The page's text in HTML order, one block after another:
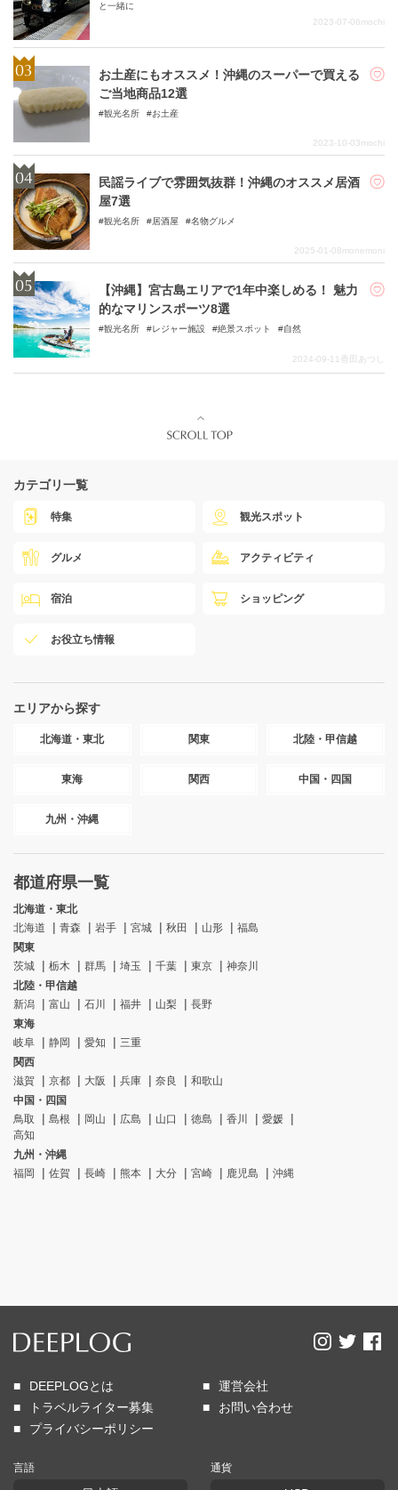
と一緒に
2023-07-06mochi
お土産にもオススメ！沖縄のスーパーで買える
ご当地商品12選
観光名所 お土産
2023-10-03mochi
民謡ライブで雰囲気抜群！沖縄のオススメ居酒
屋7選
観光名所 居酒屋 名物グルメ
2025-01-08monemoni
【沖縄】宮古島エリアで1年中楽しめる！ 魅力
的なマリンスポーツ8選
観光名所 レジャー施設 絶景スポット 自然
2024-09-11 香田あつし
カテゴリ一覧
特集 観光スポット
グルメ アクティビティ
宿泊 ショッピング
お役立ち情報
エリアから探す
北海道・東北 関東 北陸・甲信越
東海 関西 中国・四国
九州・沖縄
都道府県一覧
北海道・東北
北海道
青森 岩手 宮城 秋田 山形
福島
関東
茨城
栃木 群馬 埼玉 千葉 東京
神奈川
北陸・甲信越
新潟
富山 石川 福井 山梨
長野
東海
岐阜
静岡 愛知
三重
関西
滋賀
京都 大阪 兵庫 奈良
和歌山
中国・四国
鳥取
島根 岡山 広島 山口 徳島 香川
愛媛
高知
九州・沖縄
福岡
佐賀 長崎 熊本 大分 宮崎 鹿児島 沖縄
DEEPLOGとは
運営会社
トラベルライター募集
お問い合わせ
プライバシーポリシー
言語 通貨